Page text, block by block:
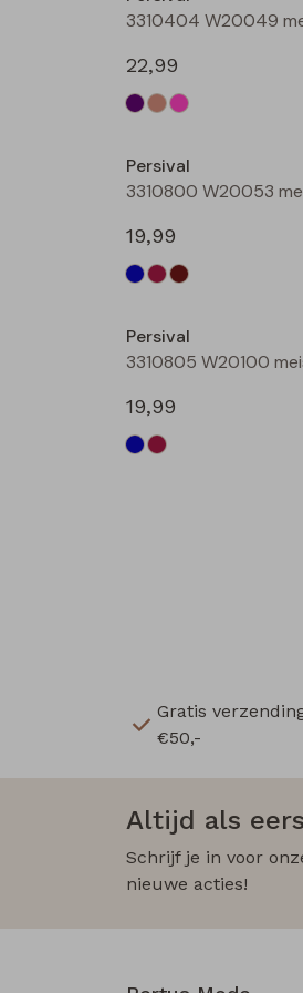
22,99
Persival
19,99
Persival
19,99
Gratis
€50,-
Altijd als
Schrijf je in voor
nieuwe acties!